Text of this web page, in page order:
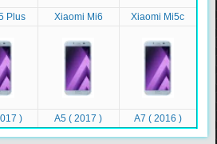
Plus Xiaomi Mi6 Xiaomi Mi5c
) A5 ( 2017 ) A7 ( 2016 )